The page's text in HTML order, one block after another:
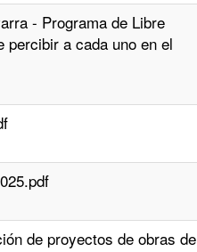
- Programa de Libre
a cada uno en el
de proyectos de obras de